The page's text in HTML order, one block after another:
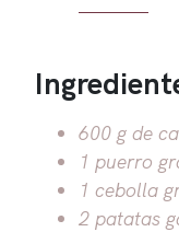
600 g de
1 puerro
1 cebolla
2 patatas